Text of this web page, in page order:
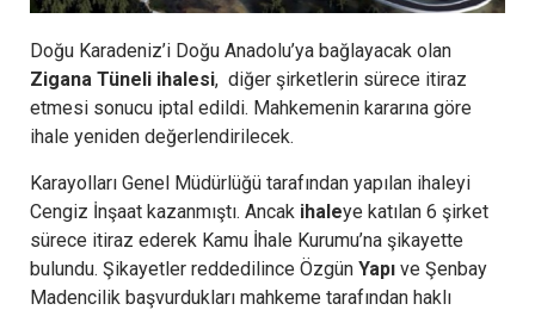
Doğu Karadeniz’i Doğu Anadolu’ya bağlayacak olan
Zigana Tüneli ihalesi, diğer şirketlerin sürece itiraz
etmesi sonucu iptal edildi. Mahkemenin kararına göre
ihale yeniden değerlendirilecek.
Karayolları Genel Müdürlüğü tarafından yapılan ihaleyi
Cengiz İnşaat kazanmıştı. Ancak ihaleye katılan 6 şirket
sürece itiraz ederek Kamu İhale Kurumu’na şikayette
bulundu. Şikayetler reddedilince Özgün Yapı ve Şenbay
Madencilik başvurdukları mahkeme tarafından haklı